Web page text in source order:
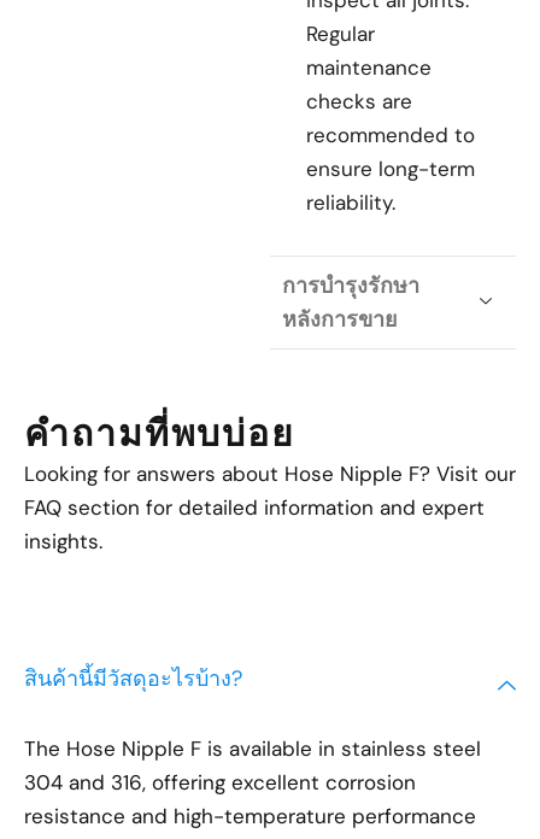
Regular
maintenance
checks are
recommended to
ensure long-term
reliability.
การบำรุงรักษา
หลังการขาย
คำถามที่พบบ่อย
Looking for answers about Hose Nipple F? Visit our
FAQ section for detailed information and expert
insights.
สินค้านี้มีวัสดุอะไรบ้าง?
The Hose Nipple F is available in stainless steel
304 and 316, offering excellent corrosion
resistance and high-temperature performance